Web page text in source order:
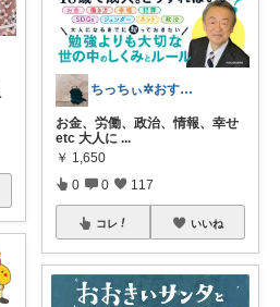
ちっちぃ✲おすすめ絵本コレクみてね◡̈
お金、労働、政治、情報、幸せ
etc 大人に ...
￥ 1,650
0 0 117
コレ いいね